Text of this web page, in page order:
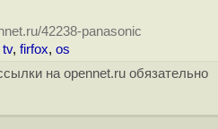
42238-panasonic
tv, firfox, os
на opennet.ru обязательно